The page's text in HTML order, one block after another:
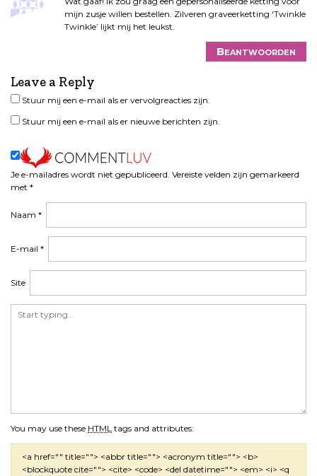
mijn zusje willen bestellen. Zilveren graveerketting ‘Twinkle
Twinkle’ lijkt mij het leukst.
Beantwoorden
Leave a Reply
Je e-mailadres wordt niet gepubliceerd. Vereiste velden zijn gemarkeerd
met *
You may use these HTML tags and attributes:
<a href="" title=""> <abbr title=""> <acronym title=""> <b>
<blockquote cite=""> <cite> <code> <del datetime=""> <em> <i> <q
Naam *
E-mail *
Site
Stuur mij een e-mail als er vervolgreacties zijn.
Stuur mij een e-mail als er nieuwe berichten zijn.